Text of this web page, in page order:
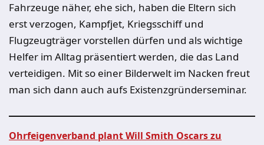
Fahrzeuge näher, ehe sich, haben die Eltern sich
erst verzogen, Kampfjet, Kriegsschiff und
Flugzeugträger vorstellen dürfen und als wichtige
Helfer im Alltag präsentiert werden, die das Land
verteidigen. Mit so einer Bilderwelt im Nacken freut
man sich dann auch aufs Existenzgründerseminar.
Ohrfeigenverband plant Will Smith Oscars zu